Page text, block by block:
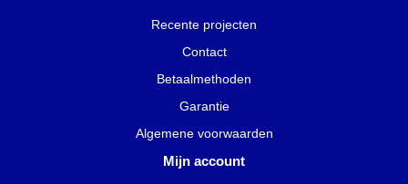
Recente projecten
Contact
Betaalmethoden
Garantie
Algemene voorwaarden
Mijn account